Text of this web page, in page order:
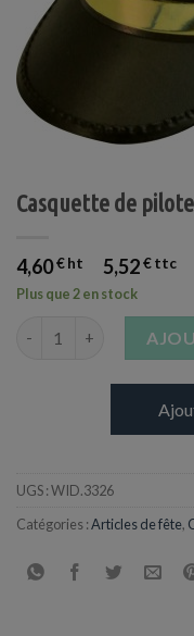
Casquette de pilote
4,60€ 5,52€
Plus que 2 en stock
UGS :WID.3326
Catégories :Articles de fête,